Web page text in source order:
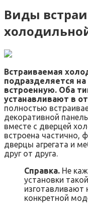
Виды
Встраиваемая
подразделяется
встроенную. Оба
устанавливают в
полностью
декоративной
вместе с дверцей
встроена частично,
дверцы агрегата и
друг от друга.
Справка. Не
установки
изготавливают
конкретной